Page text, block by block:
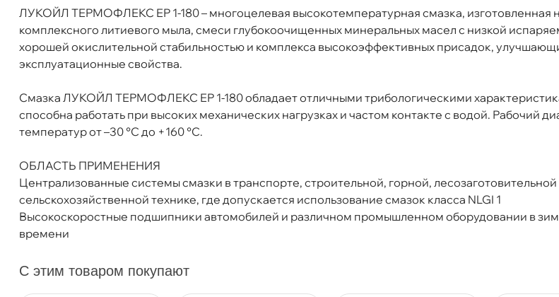
ЛУКОЙЛ ТЕРМОФЛЕКС ЕР 1-180 – многоцелевая высокотемпературная смазка, изготовленная
комплексного литиевого мыла, смеси глубокоочищенных минеральных масел с низкой
хорошей окислительной стабильностью и комплекса высокоэффективных присадок,
эксплуатационные свойства.
Смазка ЛУКОЙЛ ТЕРМОФЛЕКС ЕР 1-180 обладает отличными трибологическими
способна работать при высоких механических нагрузках и частом контакте с водой. Рабочий
температур от –30 °С до +160 °С.
ОБЛАСТЬ ПРИМЕНЕНИЯ
Централизованные системы смазки в транспорте, строительной, горной, лесозаготовительной
сельскохозяйственной технике, где допускается использование смазок класса NLGI 1
ысокоскоростные подшипники автомобилей и различном промышленном оборудовании в
ремени
язкость
NLGI 1
Бренд
Лукойл
Тип масла
Минеральное
Объем
20л
С этим товаром покупают
Лукойл ТЕРМОФЛЕКС ЕР 1-180 (20л) 1558199